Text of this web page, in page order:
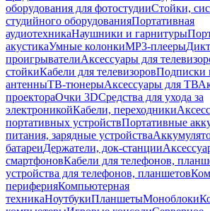
оборудования для фотостудииСтойки,
студийного оборудованияПортативная
аудиотехникаНаушники и гарнитуры
акустикаУмные колонкиMP3-плееры
проигрывателиАксессуары для
стойкиКабели для телевизоровПодписки
антенныТВ-тюнерыАксессуары для ТВ
проектораОчки 3DСредства для ухода за
электроникойКабели, переходники
портативных устройствПортативные
питания, зарядные устройства
батареиДержатели, док-станции
смартфоновКабели для телефонов,
устройства для телефонов, планшетов
периферияКомпьютерная
техникаНоутбукиПланшетыМоноблоки